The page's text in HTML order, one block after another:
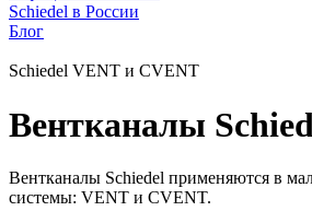
Schiedel в России
Блог
Schiedel VENT и CVENT
Вентканалы
Вентканалы Schiedel применяются в
системы: VENT и CVENT.